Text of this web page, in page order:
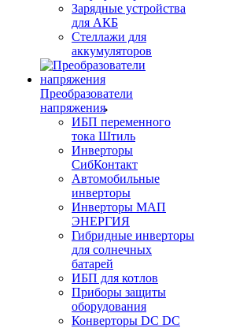
Зарядные устройства
для АКБ
Стеллажи для
аккумуляторов
Преобразователи
напряжения
ИБП переменного
тока Штиль
Инверторы
СибКонтакт
Автомобильные
инверторы
Инверторы МАП
ЭНЕРГИЯ
Гибридные инверторы
для солнечных
батарей
ИБП для котлов
Приборы защиты
оборудования
Конверторы DC DC